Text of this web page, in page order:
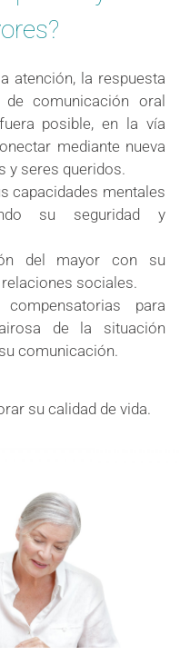
atención, la respuesta
comunicación oral
posible, en la vía
mediante nueva
y seres queridos.
capacidades mentales
su seguridad y
del mayor con su
sociales.
para
de la situación
comunicación.
su calidad de vida.